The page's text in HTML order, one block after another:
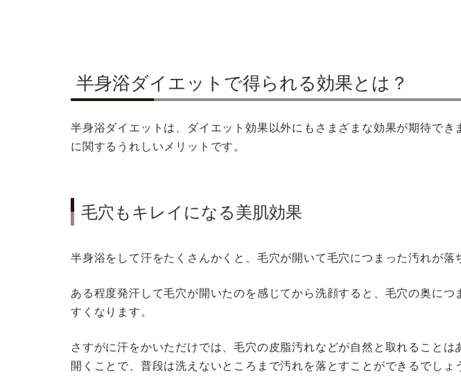
半身浴ダイエットで得られる効果とは？
半身浴ダイエットは、ダイエット効果以外にもさまざまな効果が期待でき
に関するうれしいメリットです。
毛穴もキレイになる美肌効果
半身浴をして汗をたくさんかくと、毛穴が開いて毛穴につまった汚れが落
ある程度発汗して毛穴が開いたのを感じてから洗顔すると、毛穴の奥につ
すくなります。
さすがに汗をかいただけでは、毛穴の皮脂汚れなどが自然と取れることは
開くことで、普段は洗えないところまで汚れを落とすことができるでしょ